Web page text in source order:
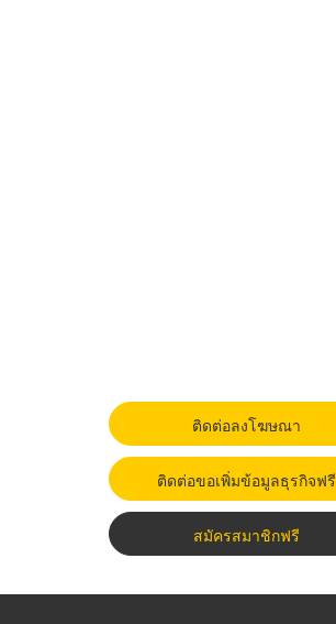
ติดต่อลงโฆษณา
ติดต่อขอเพิ่มข้อมูลธุรกิจฟรี
สมัครสมาชิกฟรี